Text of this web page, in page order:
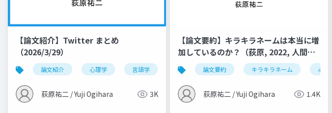
【論文紹介】Twitter まとめ
（2026/3/29）
論文紹介 心理学 言語学 名前
荻原祐二 / Yuji Ogihara 3K
【論文要約】キラキラネームは本当に増
加しているのか？（荻原, 2022, 人間環
境学研究）
論文要約 キラキラネーム 心理学
荻原祐二 / Yuji Ogihara 1.4K